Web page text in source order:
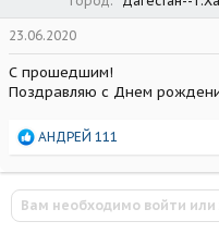
23.06.2020
С прошедшим!
Поздравляю с Днем
Р
а
к
ц
и
АНДРЕЙ 111
Вам необходимо войти или